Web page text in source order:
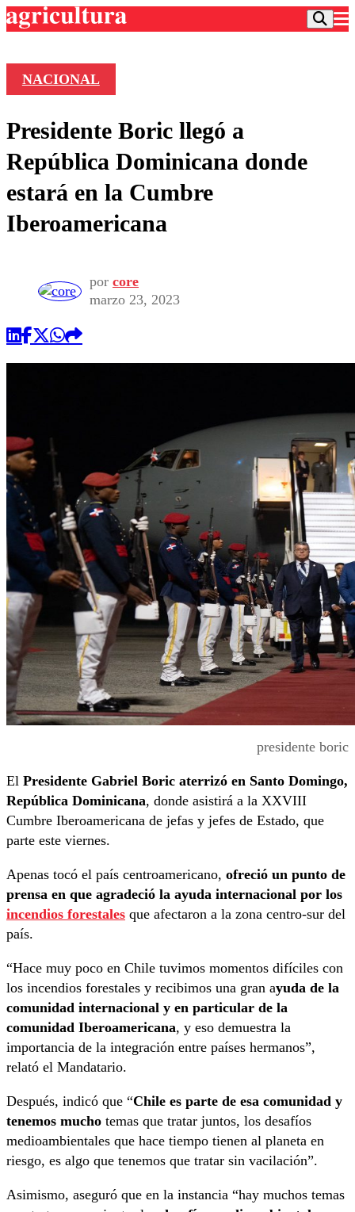
Frecuencias
Agricultura TV
Deportes
Colo Colo
Motor
Torneo Internacional
Torneo Nacional
Entretención
Noticias
Internacional
Nacional
Vida Social
Programas
Comercial
NACIONAL
Presidente Boric llegó a
República Dominicana donde
estará en la Cumbre
Iberoamericana
por core
marzo 23, 2023
presidente boric
El Presidente Gabriel Boric aterrizó en Santo Domingo,
República Dominicana, donde asistirá a la XXVIII
Cumbre Iberoamericana de jefas y jefes de Estado, que
parte este viernes.
Apenas tocó el país centroamericano, ofreció un punto de
prensa en que agradeció la ayuda internacional por los
incendios forestales que afectaron a la zona centro-sur del
país.
“Hace muy poco en Chile tuvimos momentos difíciles con
los incendios forestales y recibimos una gran ayuda de la
comunidad internacional y en particular de la
comunidad Iberoamericana, y eso demuestra la
importancia de la integración entre países hermanos”,
relató el Mandatario.
Después, indicó que “Chile es parte de esa comunidad y
tenemos mucho temas que tratar juntos, los desafíos
medioambientales que hace tiempo tienen al planeta en
riesgo, es algo que tenemos que tratar sin vacilación”.
Asimismo, aseguró que en la instancia “hay muchos temas